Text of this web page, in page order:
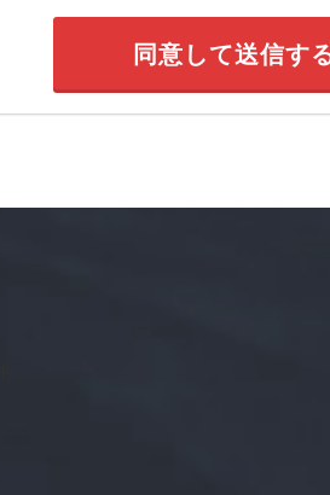
費用
借りたい
賃貸物件検索
閲覧履歴